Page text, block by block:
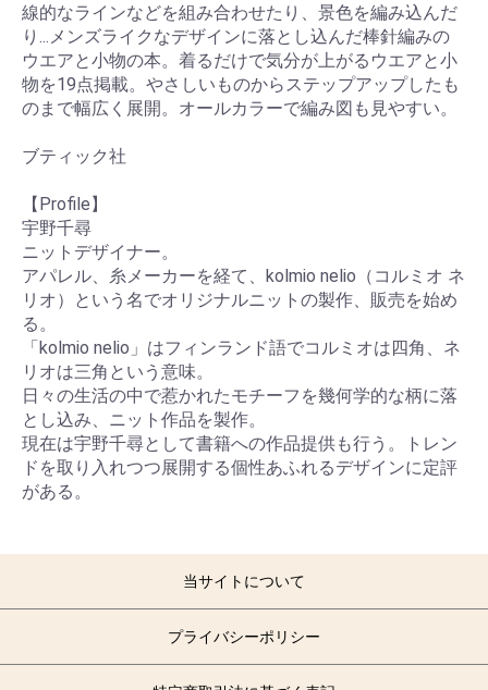
線的なラインなどを組み合わせたり、景色を編み込んだ
り...メンズライクなデザインに落とし込んだ棒針編みの
ウエアと小物の本。着るだけで気分が上がるウエアと小
物を19点掲載。やさしいものからステップアップしたも
のまで幅広く展開。オールカラーで編み図も見やすい。
ブティック社
【Profile】
宇野千尋
ニットデザイナー。
アパレル、糸メーカーを経て、kolmio nelio（コルミオ ネ
リオ）という名でオリジナルニットの製作、販売を始め
る。
「kolmio nelio」はフィンランド語でコルミオは四角、ネ
リオは三角という意味。
日々の生活の中で惹かれたモチーフを幾何学的な柄に落
とし込み、ニット作品を製作。
現在は宇野千尋として書籍への作品提供も行う。トレン
ドを取り入れつつ展開する個性あふれるデザインに定評
がある。
当サイトについて
プライバシーポリシー